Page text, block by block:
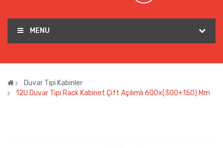
MENU
Duvar Tipi Kabinler
12U Duvar Tipi Rack Kabinet Çift Açılımlı 600x(300+150) Mm